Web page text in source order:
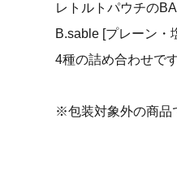
レトルトパウチの
B.sable [プレーン・
4種の詰め合わせです
※包装対象外の商品